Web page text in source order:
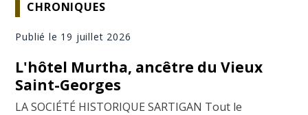
CHRONIQUES
Publié le 19 juillet 2026
L'hôtel Murtha, ancêtre du Vieux
Saint-Georges
LA SOCIÉTÉ HISTORIQUE SARTIGAN Tout le